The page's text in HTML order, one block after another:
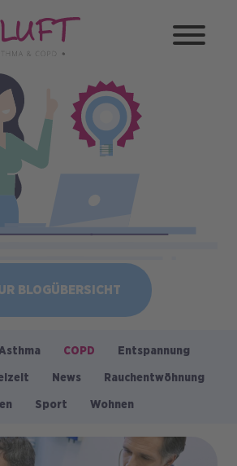
BLOGÜBERSICHT
COPD Entspannung
News Rauchentwöhnung
Sport Wohnen